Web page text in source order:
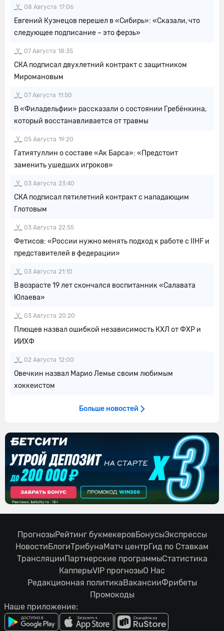
08 Августа 17:06
Евгений Кузнецов перешел в «Сибирь»: «Сказали, что
следующее подписание – это ферзь»
07 Августа 18:35
СКА подписал двухлетний контракт с защитником
Миромановым
07 Августа 11:50
В «Филадельфии» рассказали о состоянии Гребёнкина,
который восстанавливается от травмы
05 Августа 19:20
Гатиятуллин о составе «Ак Барса»: «Предстоит
заменить ушедших игроков»
03 Августа 23:40
СКА подписал пятилетний контракт с нападающим
Глотовым
03 Августа 22:55
Фетисов: «России нужно менять подход к работе с IIHF и
представителей в федерации»
03 Августа 21:10
В возрасте 19 лет скончался воспитанник «Салавата
Юлаева»
03 Августа 20:20
Плющев назвал ошибкой независимость КХЛ от ФХР и
ИИХФ
02 Августа 12:00
Овечкин назвал Марио Лемье своим любимым
хоккеистом
Больше новостей
ПрогнозыРейтинг букмекеровБонусыЭкспрессы
НовостиБлогиТрибунаМатч центрГид по Ставкам
ТрансляцииПартнерские программыСтатистика
КапперыVIP прогнозыО Нас
Редакционная политикаВакансииФрибеты
Промокоды
Наше приложение: